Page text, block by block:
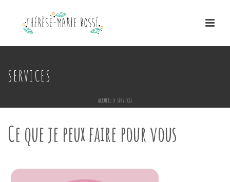
SERVICES
ACCUEIL » SERVICES
Ce que je peux faire pour vous